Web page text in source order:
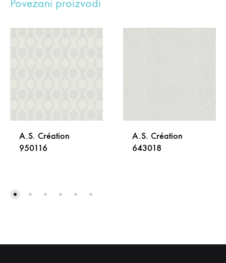
Povezani proizvodi
A.S. Création
950116
A.S. Création
643018